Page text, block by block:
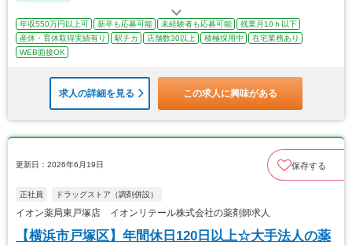
年収550万円以上可 新卒も応募可能 未経験者も応募可能
残業月10ｈ以下
産休・育休取得実績有り
駅チカ 店舗数30以上 積極採用中
在宅業務あり
WEB面接OK
求人の詳細を見る この求人に興味がある
更新日：2026年6月19日 保存する
正社員 ドラッグストア（調剤併設）
イオン薬局東戸塚店 イオンリテール株式会社の薬剤師求人
【横浜市戸塚区】年間休日120日以上☆大手法人の薬